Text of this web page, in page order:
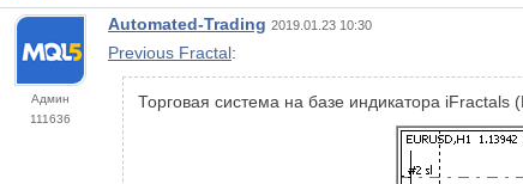
Админ
111636
Automated-Trading 2019.01.23 10:30
Previous Fractal:
Торговая система на базе индикатора